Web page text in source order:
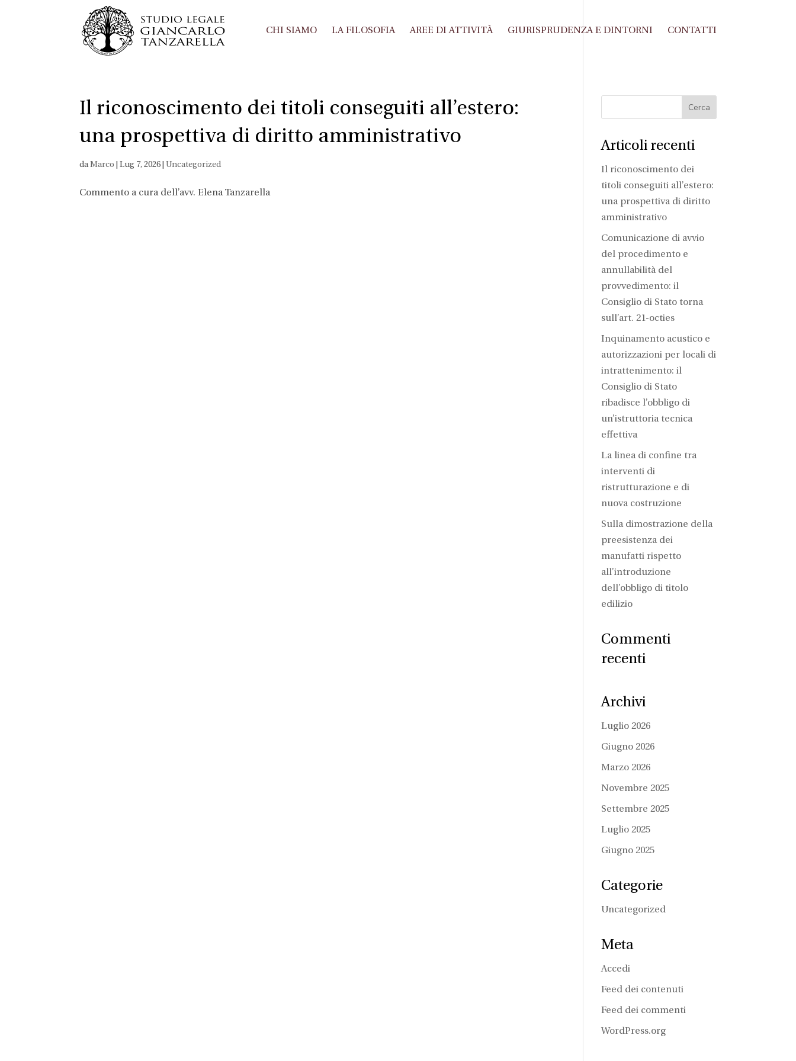
CHI SIAMO LA FILOSOFIA AREE DI ATTIVITÀ GIURISPRUDENZA E DINTORNI CONTATTI
Il riconoscimento dei titoli conseguiti all’estero:
una prospettiva di diritto amministrativo
daMarco |Lug 7, 2026 Uncategorized
Commento a cura dell’avv. Elena Tanzarella
Articoli recenti
Il riconoscimento dei
titoli conseguiti all’estero:
una prospettiva di diritto
amministrativo
Comunicazione di avvio
del procedimento e
annullabilità del
provvedimento: il
Consiglio di Stato torna
sull’art. 21-octies
Inquinamento acustico e
autorizzazioni per locali di
intrattenimento: il
Consiglio di Stato
ribadisce l’obbligo di
un’istruttoria tecnica
effettiva
La linea di confine tra
interventi di
ristrutturazione e di
nuova costruzione
Sulla dimostrazione della
preesistenza dei
manufatti rispetto
all’introduzione
dell’obbligo di titolo
edilizio
Commenti
recenti
Archivi
Luglio 2026
Giugno 2026
Marzo 2026
Novembre 2025
Settembre 2025
Luglio 2025
Giugno 2025
Categorie
Uncategorized
Meta
Accedi
Feed dei contenuti
Feed dei commenti
WordPress.org